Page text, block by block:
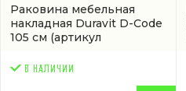
Раковина мебельная
накладная Duravit D-Code
105 см (артикул